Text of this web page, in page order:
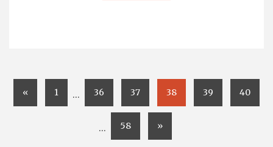
« 1 … 36 37 38 39 40
… 58 »